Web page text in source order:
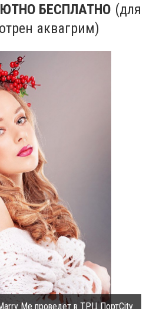
БЕСПЛАТНО (для
аквагрим)
Me проведет в ТРЦ ПортCity